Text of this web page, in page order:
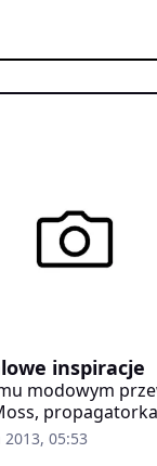
inspiracje
modowym
bywalczyni
dress
05:53